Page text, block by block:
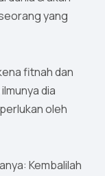
yang
fitnah dan
dia
oleh
Kembalilah